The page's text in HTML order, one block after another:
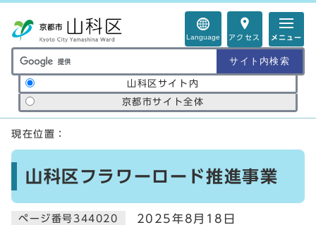
Language アクセス メニュー
サイト内検索の範囲
山科区サイト内
京都市サイト全体
ここから本文です
現在位置：
山科区フラワーロード推進事業
ページ番号344020 2025年8月18日